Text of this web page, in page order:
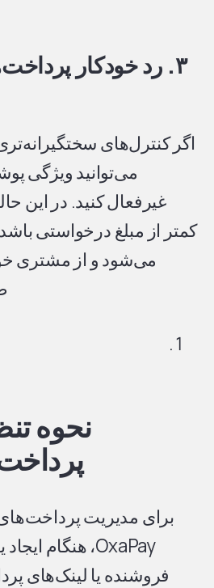
۳. رد خودکار
اگر کنترل‌های
غیرفعال کنید. در این
کمتر از مبلغ درخواستی
می‌شود و از مشتری
نحوه
برای مدیریت
فروشنده یا لینک‌های